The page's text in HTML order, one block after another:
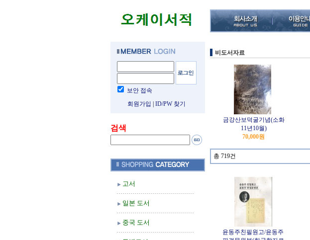
보안 접속
회원가입
ID/PW 찾기
검색
고서
일본 도서
중국 도서
비도서자료
금강산보덕굴기념(소화
11년10월)
70,000원
총 719건
윤동주친필원고/윤동주